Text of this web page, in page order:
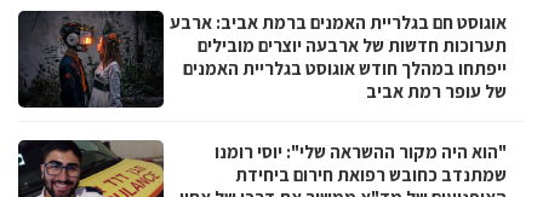
אוגוסט חם בגלריית האמנים ברמת אביב: ארבע
תערוכות חדשות של ארבעה יוצרים מובילים
ייפתחו במהלך חודש אוגוסט בגלריית האמנים
של עופר רמת אביב
"הוא היה מקור ההשראה שלי": יוסי רומנו
שמתנדב כחובש רפואת חירום ביחידת